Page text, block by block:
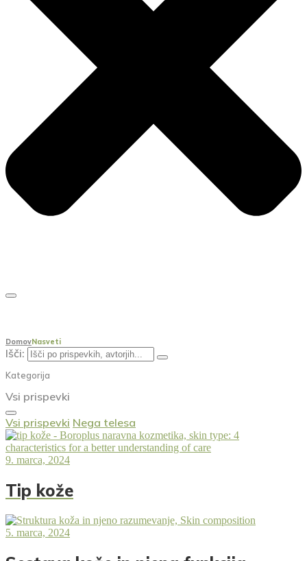
DomovNasveti
Išči:
Kategorija
Vsi prispevki
Vsi prispevki Nega telesa
9. marca, 2024
Tip kože
5. marca, 2024